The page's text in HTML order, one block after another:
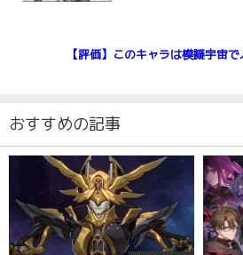
【評価】このキャラは模擬宇宙
おすすめの記事